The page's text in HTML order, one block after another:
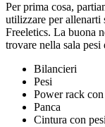
Per prima cosa,
utilizzare per allenarti
Freeletics. La buona
trovare nella sala
Bilancieri
Pesi
Power rack
Panca
Cintura con pesi